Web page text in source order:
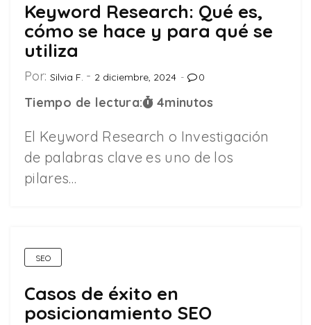
Keyword Research: Qué es,
cómo se hace y para qué se
utiliza
Por: Silvia F. 2 diciembre, 2024 0
Tiempo de lectura: 4minutos
El Keyword Research o Investigación
de palabras clave es uno de los
pilares…
SEO
Casos de éxito en
posicionamiento SEO